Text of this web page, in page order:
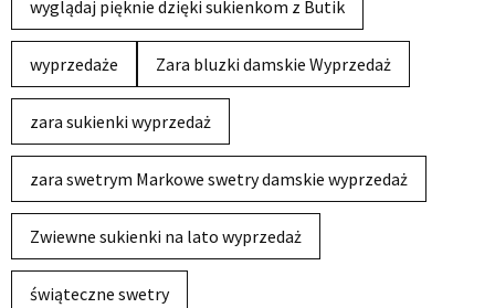
wyglądaj pięknie dzięki sukienkom z Butik
wyprzedaże Zara bluzki damskie Wyprzedaż
zara sukienki wyprzedaż
zara swetrym Markowe swetry damskie wyprzedaż
Zwiewne sukienki na lato wyprzedaż
świąteczne swetry